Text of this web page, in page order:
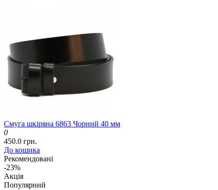
Смуга шкіряна 6863 Чорний 40 мм
0
450.0 грн.
До кошика
Рекомендовані
-23%
Акція
Популярний